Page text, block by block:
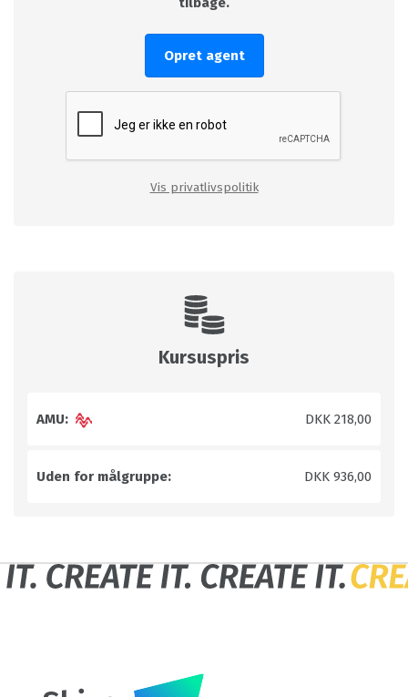
Opret agent
Vis privatlivspolitik
Kursuspris
AMU: DKK 218,00
Uden for målgruppe: DKK 936,00